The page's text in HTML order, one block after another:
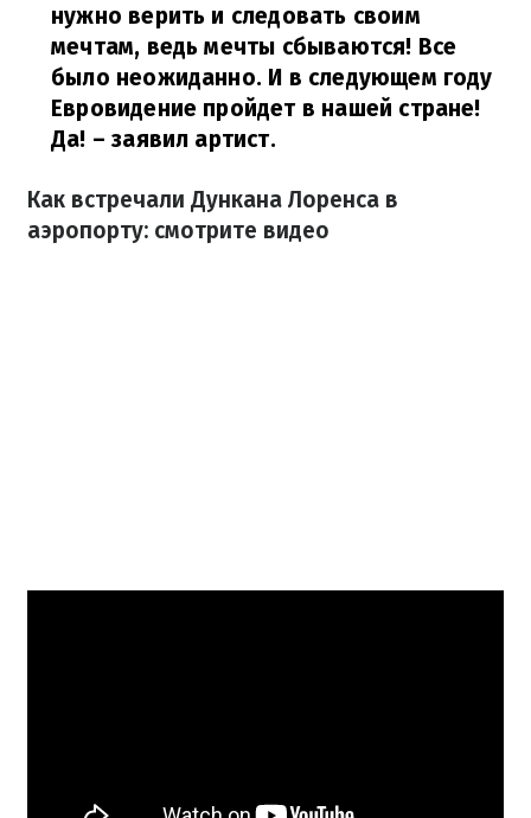
нужно верить и следовать своим
мечтам, ведь мечты сбываются! Все
было неожиданно. И в следующем году
Евровидение пройдет в нашей стране!
Да! – заявил артист.
Как встречали Дункана Лоренса в
аэропорту: смотрите видео